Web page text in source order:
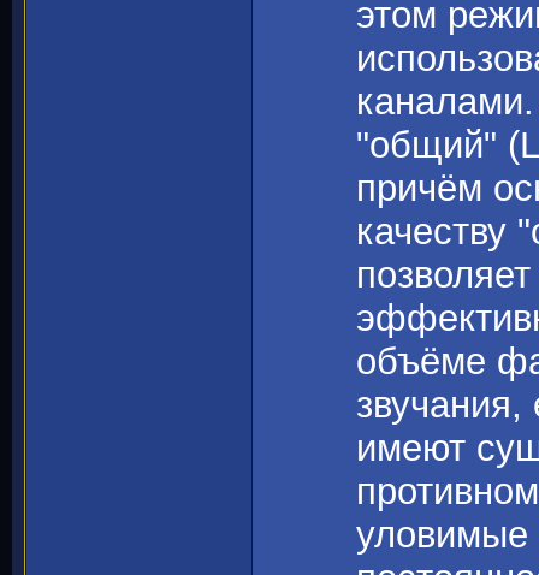
этом
"общий"
причём
качеству
объёме
имеют
уловимые